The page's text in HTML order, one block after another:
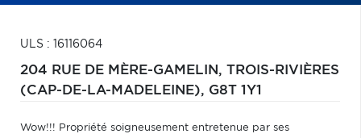
ULS : 16116064
204 RUE DE MÈRE-GAMELIN, TROIS-RIVIÈRES
(CAP-DE-LA-MADELEINE), G8T 1Y1
Wow!!! Propriété soigneusement entretenue par ses